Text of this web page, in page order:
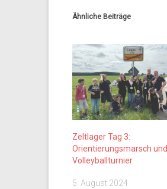
Ähnliche Beiträge
Zeltlager Tag 3:
Orientierungsmarsch und
Volleyballturnier
5. August 2024